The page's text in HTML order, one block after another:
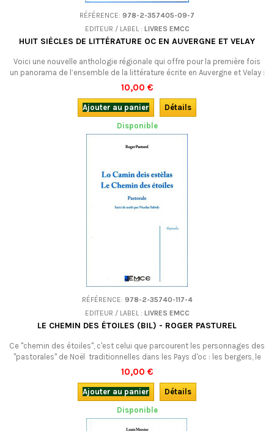
RÉFÉRENCE: 978-2-357405-09-7
EDITEUR / LABEL : LIVRES EMCC
HUIT SIÈCLES DE LITTÉRATURE OC EN AUVERGNE ET VELAY
Voici une nouvelle anthologie régionale qui offre pour la première fois
un panorama de l’ensemble de la littérature écrite en Auvergne et Velay :
enfin une image plus claire de ce patrimoine presque inconnu des
anthologies de la littérature occitane sorties jusqu’à présent ! Bilingue
occitan-français.
10,00 €
Ajouter au panier
Détails
Disponible
RÉFÉRENCE: 978-2-35740-117-4
EDITEUR / LABEL : LIVRES EMCC
LE CHEMIN DES ÉTOILES (BIL) - ROGER PASTUREL
Ce "chemin des étoiles", c'est celui que parcourent les personnages des
"pastorales" de Noël traditionnelles dans les Pays d'oc : les bergers, le
maître, le "bohémien"... qui s'en vont rendre hommage au nouveau-né de
Bethléem. Une version moderne et savoureusement revisitée. Bilingue.
10,00 €
Ajouter au panier
Détails
Disponible